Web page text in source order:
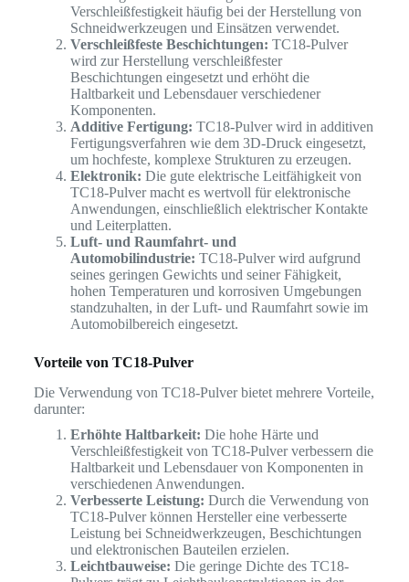
Verschleißfestigkeit häufig bei der Herstellung von
Schneidwerkzeugen und Einsätzen verwendet.
Verschleißfeste Beschichtungen: TC18-Pulver
wird zur Herstellung verschleißfester
Beschichtungen eingesetzt und erhöht die
Haltbarkeit und Lebensdauer verschiedener
Komponenten.
Additive Fertigung: TC18-Pulver wird in additiven
Fertigungsverfahren wie dem 3D-Druck eingesetzt,
um hochfeste, komplexe Strukturen zu erzeugen.
Elektronik: Die gute elektrische Leitfähigkeit von
TC18-Pulver macht es wertvoll für elektronische
Anwendungen, einschließlich elektrischer Kontakte
und Leiterplatten.
Luft- und Raumfahrt- und
Automobilindustrie: TC18-Pulver wird aufgrund
seines geringen Gewichts und seiner Fähigkeit,
hohen Temperaturen und korrosiven Umgebungen
standzuhalten, in der Luft- und Raumfahrt sowie im
Automobilbereich eingesetzt.
Vorteile von TC18-Pulver
Die Verwendung von TC18-Pulver bietet mehrere Vorteile,
darunter:
Erhöhte Haltbarkeit: Die hohe Härte und
Verschleißfestigkeit von TC18-Pulver verbessern die
Haltbarkeit und Lebensdauer von Komponenten in
verschiedenen Anwendungen.
Verbesserte Leistung: Durch die Verwendung von
TC18-Pulver können Hersteller eine verbesserte
Leistung bei Schneidwerkzeugen, Beschichtungen
und elektronischen Bauteilen erzielen.
Leichtbauweise: Die geringe Dichte des TC18-